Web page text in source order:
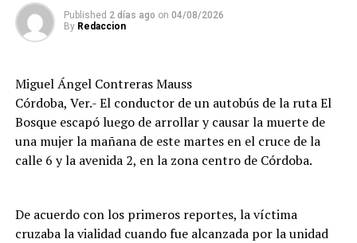
De acuerdo con versiones recabadas en el lugar, el
conductor del automóvil permaneció en el sitio tras el
diligencias correspondientes para determinar las causas
del accidente y el deslinde de responsabilidades.
Published 2 días ago on 04/08/2026
By Redaccion
Miguel Ángel Contreras Mauss
Córdoba, Ver.- El conductor de un autobús de la ruta El
Bosque escapó luego de arrollar y causar la muerte de
una mujer la mañana de este martes en el cruce de la
calle 6 y la avenida 2, en la zona centro de Córdoba.
De acuerdo con los primeros reportes, la víctima
cruzaba la vialidad cuando fue alcanzada por la unidad